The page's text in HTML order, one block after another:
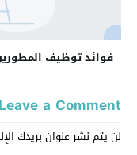
فوائد توظيف
Leave a Comment
لن يتم نشر عنوان بريدك